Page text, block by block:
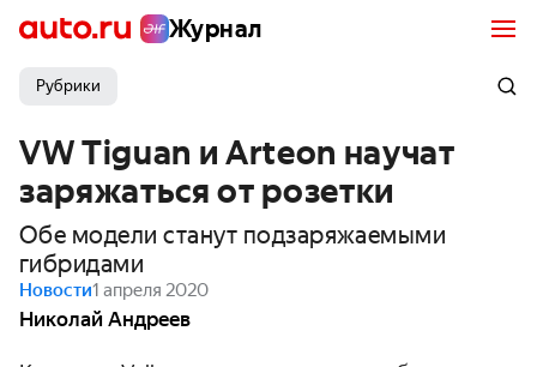
Журнал
Рубрики
VW Tiguan и Arteon научат
заряжаться от розетки
Обе модели станут подзаряжаемыми
гибридами
Новости1 апреля 2020
Николай Андреев